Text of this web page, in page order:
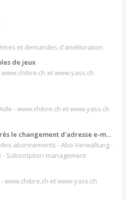
et demandes d'amélioration
tables de jeux
et www.yass.ch
- www.chibre.ch et www.yass.ch
le changement d'adresse e-mail.
abonnements - Abo-Verwaltung -
Subscription management
www.chibre.ch et www.yass.ch